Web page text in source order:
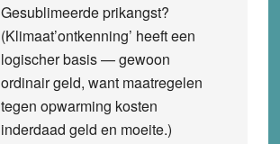
Gesublimeerde prikangst?
(Klimaat’ontkenning’ heeft een
logischer basis — gewoon
ordinair geld, want maatregelen
tegen opwarming kosten
inderdaad geld en moeite.)